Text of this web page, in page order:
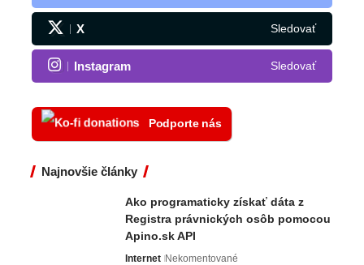
X Sledovať
Instagram Sledovať
Podporte nás
Najnovšie články
Ako programaticky získať dáta z
Registra právnických osôb pomocou
Apino.sk API
Internet Nekomentované